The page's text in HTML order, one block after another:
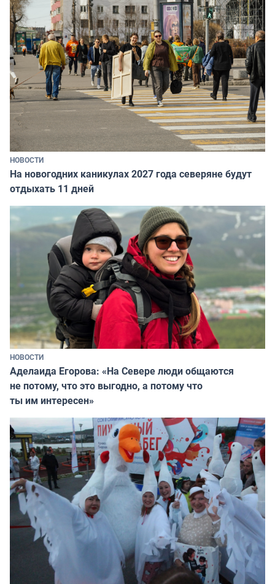
НОВОСТИ
На новогодних каникулах 2027 года северяне будут
отдыхать 11 дней
НОВОСТИ
Аделаида Егорова: «На Севере люди общаются
не потому, что это выгодно, а потому что
ты им интересен»